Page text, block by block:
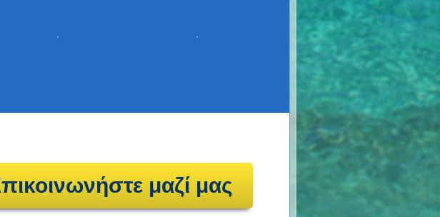
μαζί μας